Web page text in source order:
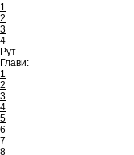
1
2
3
4
Рут
Глави:
1
2
3
4
5
6
7
8